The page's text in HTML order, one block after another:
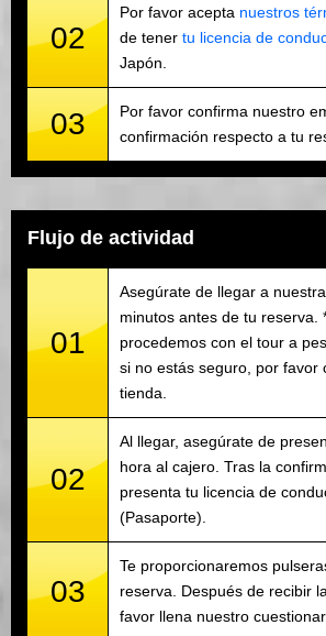
02
Por favor acepta nuestros
de tener tu licencia de
Japón.
03
Por favor confirma nuestro
confirmación respecto a tu
Flujo de actividad
01
Asegúrate de llegar a
minutos antes de tu reserva.
procedemos con el tour a
si no estás seguro, por favor
tienda.
02
Al llegar, asegúrate de
hora al cajero. Tras la
presenta tu licencia de
(Pasaporte).
03
Te proporcionaremos
reserva. Después de recibir
favor llena nuestro